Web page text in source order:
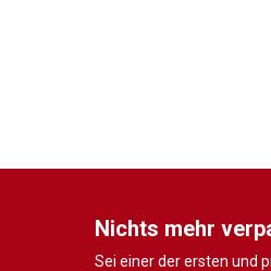
Nichts mehr
Sei einer der ersten und